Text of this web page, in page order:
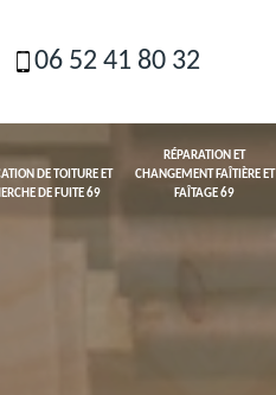
06 52 41 80 32
DE TOITURE ET
DE FUITE 69
RÉPARATION ET
CHANGEMENT FAÎTIÈRE ET
FAÎTAGE 69